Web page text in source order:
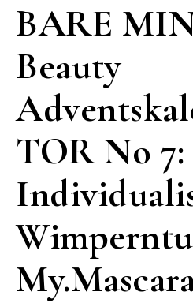
BARE
Beauty
TOR No 7: